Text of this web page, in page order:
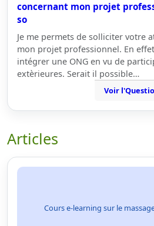
concernant mon projet
so
Je me permets de solliciter votre
mon projet professionnel. En
intégrer une ONG en vu de
extèrieures. Serait il possible…
Voir
Articles
Cours e-learning sur le